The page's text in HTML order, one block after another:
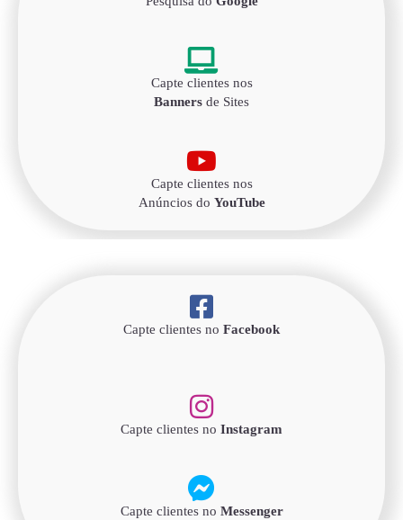
Capte clientes nos
Banners de Sites
Capte clientes nos
Anúncios do YouTube
Capte clientes no Facebook
Capte clientes no Instagram
Capte clientes no Messenger